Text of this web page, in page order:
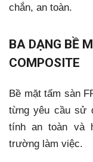
chắn, an toàn.
BA DẠNG BỀ
COMPOSITE
Bề mặt tấm sàn
từng yêu cầu sử
tính an toàn và
trường làm việc.